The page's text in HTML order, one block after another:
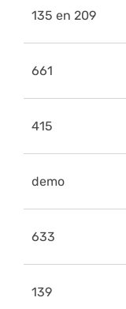
135 en 209
661
415
demo
633
139